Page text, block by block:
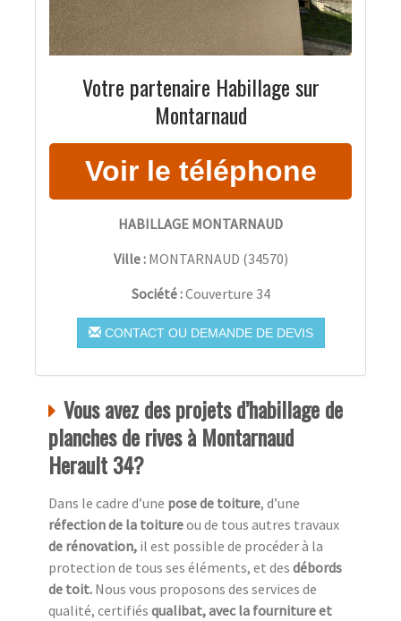
Votre partenaire Habillage sur
Montarnaud
HABILLAGE MONTARNAUD
Ville : MONTARNAUD (34570)
Société :Couverture 34
CONTACT OU DEMANDE DE DEVIS
Vous avez des projets d’habillage de
planches de rives à Montarnaud
Herault 34?
Dans le cadre d’une pose de toiture, d’une
réfection de la toitureou de tous autres travaux
de rénovation, il est possible de procéder à la
protection de tous ses éléments, et des débords
de toit. Nous vous proposons des services de
qualité, certifiés qualibat, avec la fourniture et